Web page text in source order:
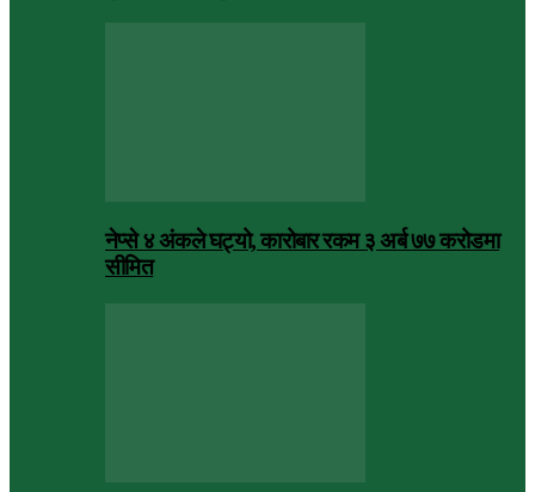
नेप्से ४ अंकले घट्यो, कारोबार रकम ३ अर्ब ७७ करोडमा
सीमित